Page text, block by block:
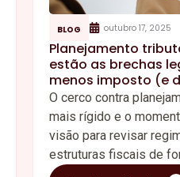
BLOG outubro 17, 2025
Planejamento
estão as brechas
menos imposto (e
O cerco contra
mais rígido e o
visão para revisar
estruturas fiscais de